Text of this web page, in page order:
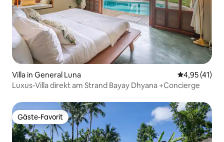
Villa in General Luna
4,95 (41)
Luxus-Villa direkt am Strand Bayay Dhyana +Concierge
Gäste-Favorit
Gäste-Favorit